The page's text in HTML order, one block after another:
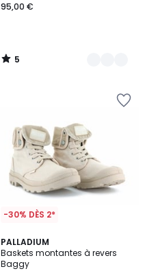
95,00 €
5
/
-30% DÈS 2*
PALLADIUM
Baskets montantes à revers
Baggy
2
Couleurs